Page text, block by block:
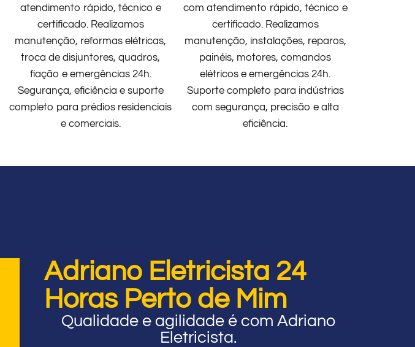
atendimento rápido, técnico e
certificado. Realizamos
manutenção, reformas elétricas,
troca de disjuntores, quadros,
fiação e emergências 24h.
Segurança, eficiência e suporte
completo para prédios residenciais
e comerciais.
com atendimento rápido, técnico e
certificado. Realizamos
manutenção, instalações, reparos,
painéis, motores, comandos
elétricos e emergências 24h.
Suporte completo para indústrias
com segurança, precisão e alta
eficiência.
Adriano Eletricista 24
Horas Perto de Mim
Qualidade e agilidade é com Adriano
Eletricista.